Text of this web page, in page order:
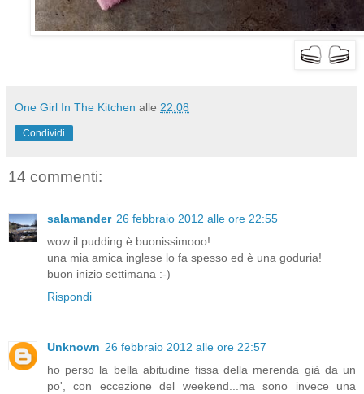
One Girl In The Kitchen alle 22:08
Condividi
14 commenti:
salamander 26 febbraio 2012 alle ore 22:55
wow il pudding è buonissimooo!
una mia amica inglese lo fa spesso ed è una goduria!
buon inizio settimana :-)
Rispondi
Unknown 26 febbraio 2012 alle ore 22:57
ho perso la bella abitudine fissa della merenda già da un
po', con eccezione del weekend...ma sono invece una